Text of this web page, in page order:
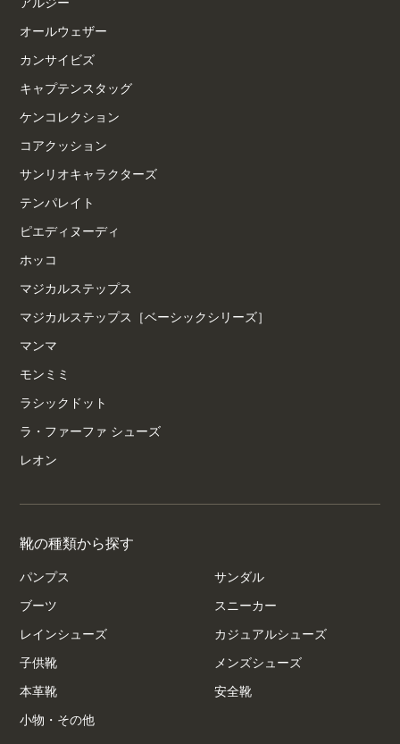
アルジー
オールウェザー
カンサイビズ
キャプテンスタッグ
ケンコレクション
コアクッション
サンリオキャラクターズ
テンパレイト
ピエディヌーディ
ホッコ
マジカルステップス
マジカルステップス［ベーシックシリーズ］
マンマ
モンミミ
ラシックドット
ラ・ファーファ シューズ
レオン
靴の種類から探す
パンプス サンダル
ブーツ スニーカー
レインシューズ カジュアルシューズ
子供靴 メンズシューズ
本革靴 安全靴
小物・その他